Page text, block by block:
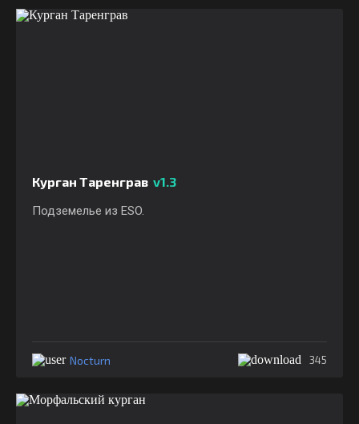
Курган Таренграв v1.3
Подземелье из ESO.
Nocturn 345